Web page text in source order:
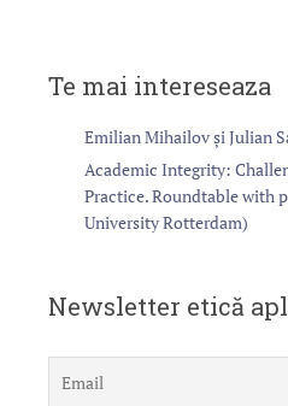
Te mai intereseaza
Emilian Mihailov și Julian
Academic Integrity:
Practice. Roundtable with
University Rotterdam)
Newsletter etică